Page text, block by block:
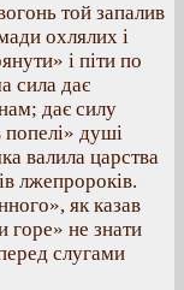
той запалив
охлялих і
і піти по
сила дає
дає силу
душі
валила царства
лжепророків.
як казав
горе» не знати
слугами